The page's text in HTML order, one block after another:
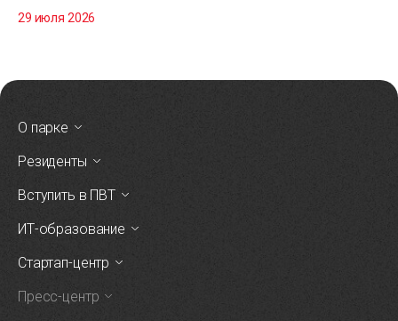
29 июля 2026
О парке
Резиденты
Вступить в ПВТ
ИТ-образование
Стартап-центр
Пресс-центр